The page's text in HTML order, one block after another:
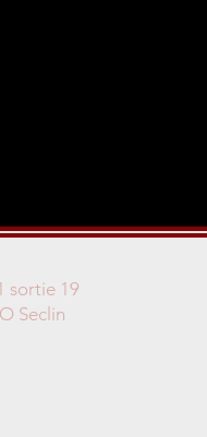
sortie 19
Seclin